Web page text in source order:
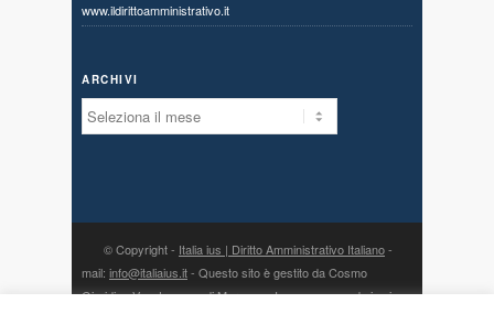
www.ildirittoamministrativo.it
ARCHIVI
Archivi
© Copyright - Italia ius | Diritto Amministrativo Italiano-
mail: info@italiaius.it- Questo sito è gestito da Cosmo
Giuridico Veneto s.a.s. di Marangon Ivonne, con sede in via